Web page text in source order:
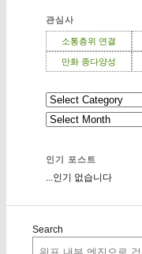
관심사
소통층위 연결
만화 종다양성
인기 포스트
...인기 없습니다
Search